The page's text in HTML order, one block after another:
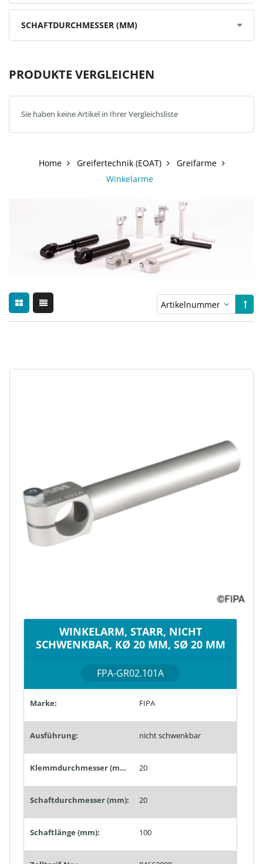
SCHAFTDURCHMESSER (MM)
PRODUKTE VERGLEICHEN
Sie haben keine Artikel in Ihrer Vergleichsliste
Home Greifertechnik (EOAT)
Greifarme
Winkelarme
WINKELARM, STARR, NICHT
SCHWENKBAR, KØ 20 MM, SØ 20 MM
FPA-GR02.101A
Marke: FIPA
Ausführung: nicht schwenkbar
Klemmdurchmesser (mm): 20
Schaftdurchmesser (mm): 20
Schaftlänge (mm): 100